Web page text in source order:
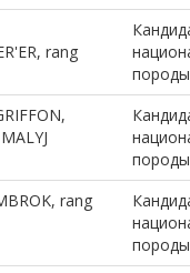
rang
породы
породы
rang
породы